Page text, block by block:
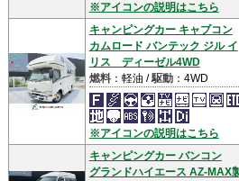
※アイコンの説明はこちら
キャンピングカー キャブコン
カムロード バンテック ジル イ
リス ディーゼル4WD
燃料：軽油 /駆動：4WD
※アイコンの説明はこちら
キャンピングカー バンコン
グランドハイエース AZ-MAX